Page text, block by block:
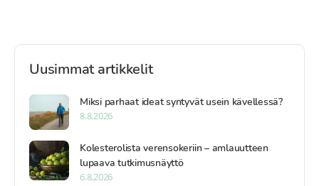
Uusimmat artikkelit
Miksi parhaat ideat syntyvät usein kävellessä?
8.8.2026
Kolesterolista verensokeriin – amlauutteen
lupaava tutkimusnäyttö
6.8.2026